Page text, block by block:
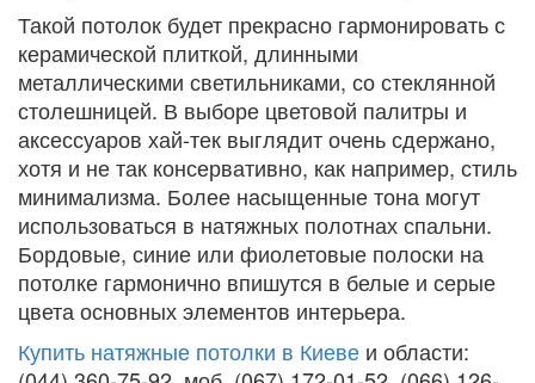
Такой потолок будет прекрасно гармонировать с
керамической плиткой, длинными
металлическими светильниками, со стеклянной
столешницей. В выборе цветовой палитры и
аксессуаров хай-тек выглядит очень сдержано,
хотя и не так консервативно, как например, стиль
минимализма. Более насыщенные тона могут
использоваться в натяжных полотнах спальни.
Бордовые, синие или фиолетовые полоски на
потолке гармонично впишутся в белые и серые
цвета основных элементов интерьера.
Купить натяжные потолки в Киеве и области: